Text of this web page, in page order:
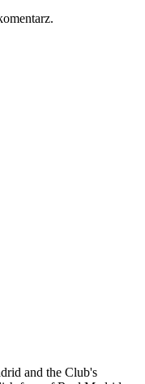
and the Club's